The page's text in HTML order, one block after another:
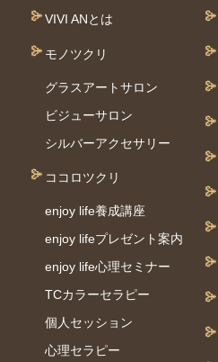
VIVI ANとは
モノツクリ
グラスアートサロン
ビジューサロン
シルバーアクセサリー
ココロツクリ
enjoy life養成講座
enjoy lifeプレゼント案内
enjoy life心理セミナー
TCカラーセラピー
個⼈セッション
⼼理セラピー